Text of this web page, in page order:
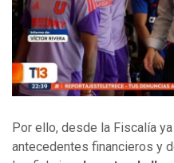
Por ello, desde la Fiscalía
antecedentes financieros y